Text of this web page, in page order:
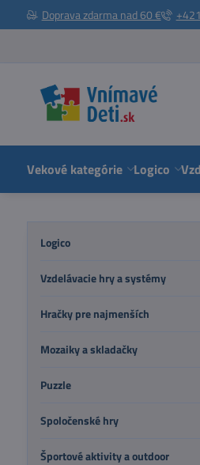
Doprava zdarma nad 60 €
Vekové kategórie Logico
Logico
Vzdelávacie hry a systémy
Hračky pre najmenších
Mozaiky a skladačky
Puzzle
Spoločenské hry
Športové aktivity a outdoor